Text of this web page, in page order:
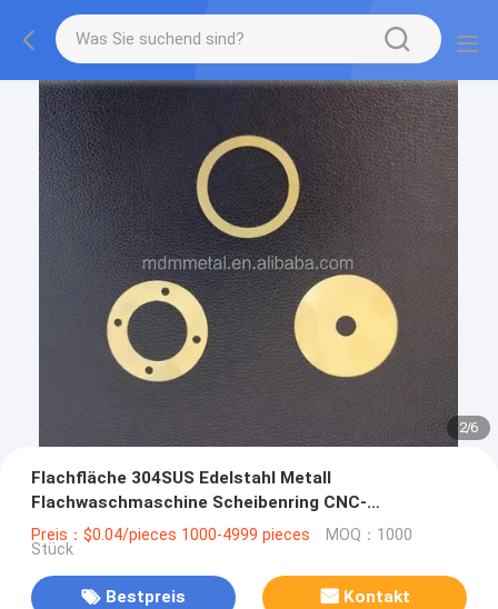
2/6
Flachfläche 304SUS Edelstahl Metall
Flachwaschmaschine Scheibenring CNC-
Bearbeitungsschleife
Preis：$0.04/pieces 1000-4999 pieces MOQ：1000
Stück
Bestpreis Kontakt